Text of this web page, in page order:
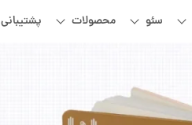
سئو محصولات پشتیبانی